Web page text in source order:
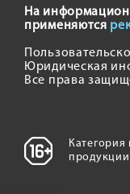
На
применяются
Юридическая
Все права